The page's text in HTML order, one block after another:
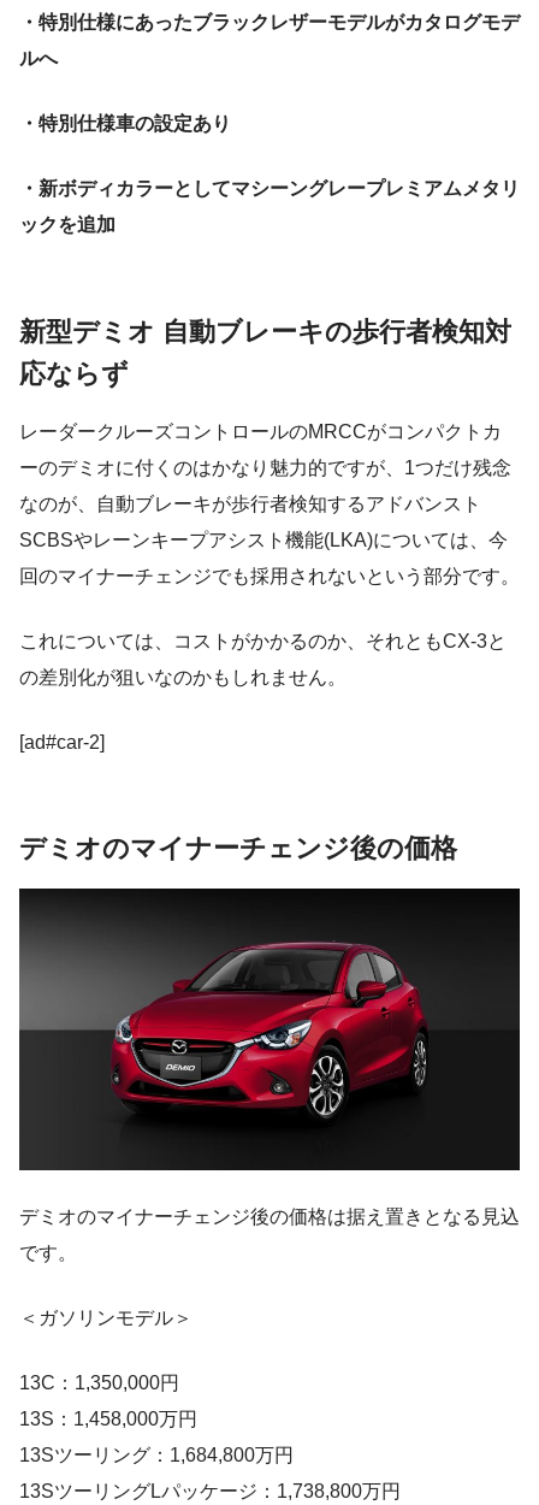
・特別仕様にあったブラックレザーモデルがカタログモデ
ルへ
・特別仕様車の設定あり
・新ボディカラーとしてマシーングレープレミアムメタリ
ックを追加
新型デミオ 自動ブレーキの歩行者検知対
応ならず
レーダークルーズコントロールのMRCCがコンパクトカ
ーのデミオに付くのはかなり魅力的ですが、1つだけ残念
なのが、自動ブレーキが歩行者検知するアドバンスト
SCBSやレーンキープアシスト機能(LKA)については、今
回のマイナーチェンジでも採用されないという部分です。
これについては、コストがかかるのか、それともCX-3と
の差別化が狙いなのかもしれません。
[ad#car-2]
デミオのマイナーチェンジ後の価格
デミオのマイナーチェンジ後の価格は据え置きとなる見込
です。
＜ガソリンモデル＞
13C：1,350,000円
13S：1,458,000万円
13Sツーリング：1,684,800万円
13SツーリングLパッケージ：1,738,800万円